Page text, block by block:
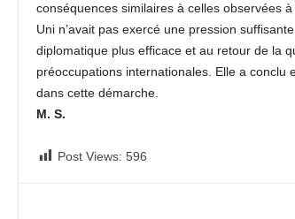
conséquences similaires à celles observées
Uni n’avait pas exercé une pression
diplomatique plus efficace et au retour de la
préoccupations internationales. Elle a
dans cette démarche.
M. S.
Post Views: 596